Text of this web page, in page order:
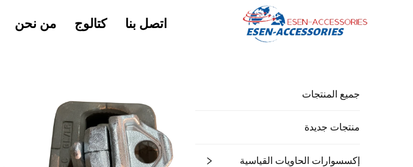
من نحن كتالوج اتصل بنا
جميع المنتجات
منتجات جديدة
إكسسوارات الحاويات القياسية